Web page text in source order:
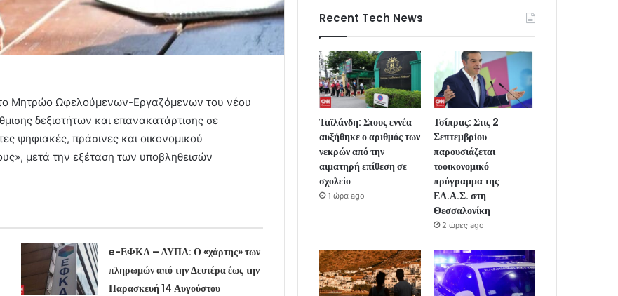
Μητρώο Ωφελούμενων-Εργαζόμενων του νέου
δεξιοτήτων και επανακατάρτισης σε
ψηφιακές, πράσινες και οικονομικού
μετά την εξέταση των υποβληθεισών
e-ΕΦΚΑ – ΔΥΠΑ: Ο «χάρτης» των
πληρωμών από την Δευτέρα έως την
Παρασκευή 14 Αυγούστου
Recent Tech News
Ταϊλάνδη: Στους εννέα
αυξήθηκε ο αριθμός των
νεκρών από την
αιματηρή επίθεση σε
σχολείο
1 ώρα ago
Τσίπρας: Στις 2
Σεπτεμβρίου
παρουσιάζεται
τοοικονομικό
πρόγραμμα της
ΕΛ.Α.Σ. στη
Θεσσαλονίκη
2 ώρες ago